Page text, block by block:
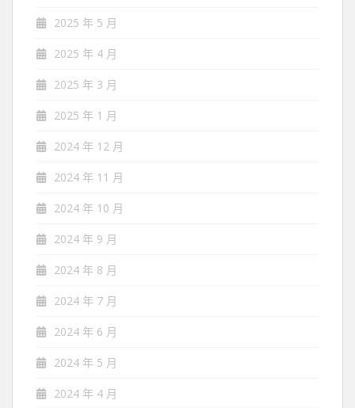
2025 年 5 月
2025 年 4 月
2025 年 3 月
2025 年 1 月
2024 年 12 月
2024 年 11 月
2024 年 10 月
2024 年 9 月
2024 年 8 月
2024 年 7 月
2024 年 6 月
2024 年 5 月
2024 年 4 月